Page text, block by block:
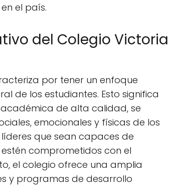
el país.
del Colegio Victoria
por tener un enfoque
de los estudiantes. Esto significa
de alta calidad, se
emocionales y físicas de los
que sean capaces de
comprometidos con el
el colegio ofrece una amplia
y programas de desarrollo